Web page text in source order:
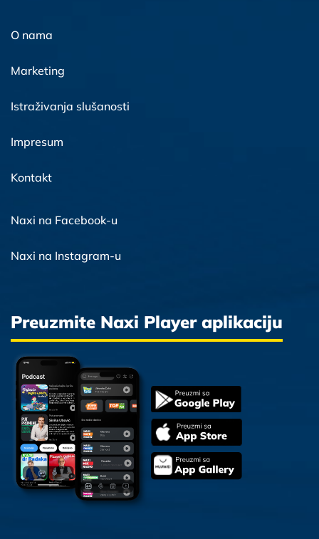
O nama
Marketing
Istraživanja slušanosti
Impresum
Kontakt
Naxi na Facebook-u
Naxi na Instagram-u
Preuzmite Naxi Player aplikaciju